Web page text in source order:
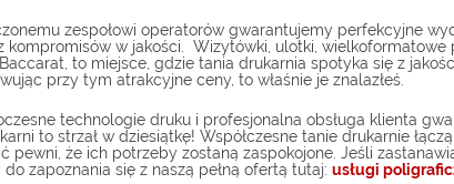
zespołowi operatorów gwarantujemy perfekcyjne
w jakości. Wizytówki, ulotki, wielkoformatowe
to miejsce, gdzie tania drukarnia spotyka się z
przy tym atrakcyjne ceny, to właśnie je znalazłeś.
technologie druku i profesjonalna obsługa klienta
to strzał w dziesiątkę! Współczesne tanie drukarnie
że ich potrzeby zostaną zaspokojone. Jeśli
zapoznania się z naszą pełną ofertą tutaj: usługi